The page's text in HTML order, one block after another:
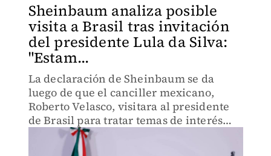
Sheinbaum analiza posible
visita a Brasil tras invitación
del presidente Lula da Silva:
"Estam...
La declaración de Sheinbaum se da
luego de que el canciller mexicano,
Roberto Velasco, visitara al presidente
de Brasil para tratar temas de interés
político.